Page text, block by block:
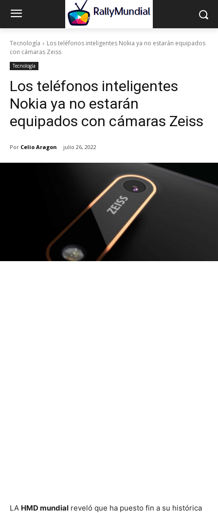
Tecnología
Los teléfonos inteligentes Nokia ya no estarán equipados
con cámaras Zeiss
Tecnología
Los teléfonos inteligentes
Nokia ya no estarán
equipados con cámaras Zeiss
Por Celio Aragon julio 26, 2022
LA HMD mundial reveló que ha puesto fin a su histórica